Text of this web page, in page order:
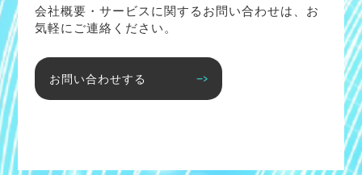
会社概要・サービスに関するお問い合わせは、お
気軽にご連絡ください。
お問い合わせする